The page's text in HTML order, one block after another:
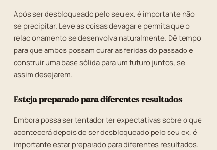
Após ser desbloqueado pelo seu ex, é importante não
se precipitar. Leve as coisas devagar e permita que o
relacionamento se desenvolva naturalmente. Dê tempo
para que ambos possam curar as feridas do passado e
construir uma base sólida para um futuro juntos, se
assim desejarem.
Esteja preparado para diferentes resultados
Embora possa ser tentador ter expectativas sobre o que
acontecerá depois de ser desbloqueado pelo seu ex, é
importante estar preparado para diferentes resultados.